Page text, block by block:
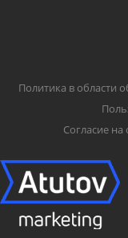
Политика в области
Согласие